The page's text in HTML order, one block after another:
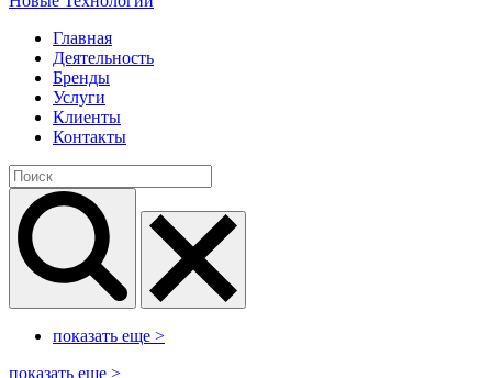
Главная
Деятельность
Бренды
Услуги
Клиенты
Контакты
показать еще >
показать еще >